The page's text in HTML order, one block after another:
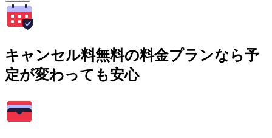
キャンセル料無料の料金プランなら予
定が変わっても安心